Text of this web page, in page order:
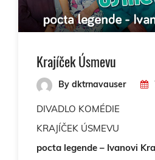
Krajíček Úsmevu
By dktrnavauser
DIVADLO KOMÉDIE
KRAJÍČEK ÚSMEVU
pocta legende – Ivanovi